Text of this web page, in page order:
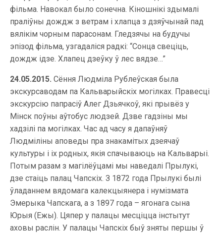
фільма. Навокал было сонечна. Кіношнікі здымалі
праліўны дождж з ветрам і хлапца з дзяўчынай пад
вялікім чорным парасонам. Гледзячы на будучы
эпізод фільма, узгадаліся радкі: “Сонца свеціць,
дождж ідзе. Хлапец дзеўку ў лес вядзе…”
24.05.2015. Сёння Людміла Рублеўская была
экскурсаводам па Кальварыйскіх могілках. Правесці
экскурсію папрасіў Алег Дзьячкоў, які прывёз у
Мінск поўны аўтобус людзей. Дзве гадзіны мы
хадзілі па могілках. Час ад часу я дапаўняў
Людміліны аповеды пра знакамітых дзеячаў
культуры і іх родных, якія спачываюць на Кальварыі.
Потым разам з магілёўцамі мы наведалі Прылукі,
дзе стаіць палац Чапскіх. З 1872 года Прылукі былі
ўладаннем вядомага калекцыянера і нумізмата
Эмерыка Чапскага, а з 1897 года – ягонага сына
Юрыя (Ежы). Цяпер у палацы месціцца інстытут
аховы раслін. У палацы Чапскіх быў зняты першы ў